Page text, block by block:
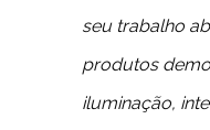
seu trabalho
produtos
iluminação,